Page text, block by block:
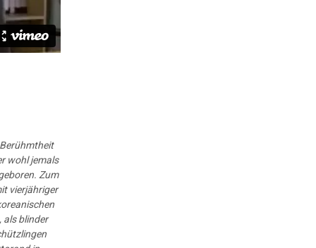
wohl jemals
Zum
vierjähriger
als blinder